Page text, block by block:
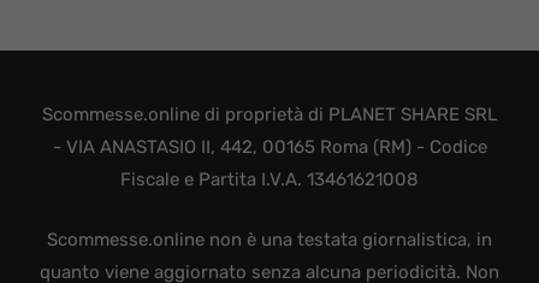
Scommesse.online di proprietà di PLANET SHARE SRL
- VIA ANASTASIO II, 442, 00165 Roma (RM) - Codice
Fiscale e Partita I.V.A. 13461621008
Scommesse.online non è una testata giornalistica, in
quanto viene aggiornato senza alcuna periodicità. Non